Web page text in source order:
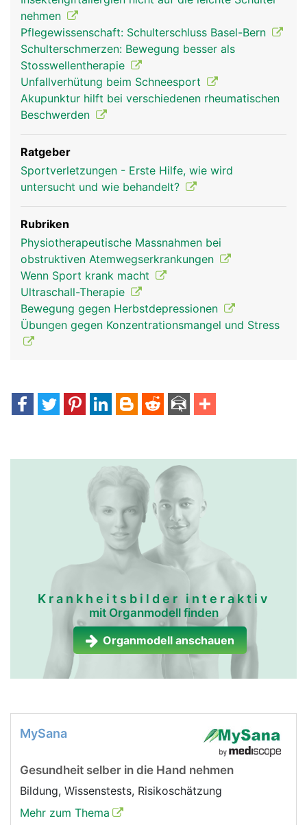
nehmen
Pflegewissenschaft: Schulterschluss Basel-Bern
Schulterschmerzen: Bewegung besser als
Stosswellentherapie
Unfallverhütung beim Schneesport
Akupunktur hilft bei verschiedenen rheumatischen
Beschwerden
Ratgeber
Sportverletzungen - Erste Hilfe, wie wird
untersucht und wie behandelt?
Rubriken
Physiotherapeutische Massnahmen bei
obstruktiven Atemwegserkrankungen
Wenn Sport krank macht
Ultraschall-Therapie
Bewegung gegen Herbstdepressionen
Übungen gegen Konzentrationsmangel und Stress
Krankheitsbilder interaktiv
mit Organmodell finden
Organmodell anschauen
MySana
Gesundheit selber in die Hand nehmen
Bildung, Wissenstests, Risikoschätzung
Mehr zum Thema